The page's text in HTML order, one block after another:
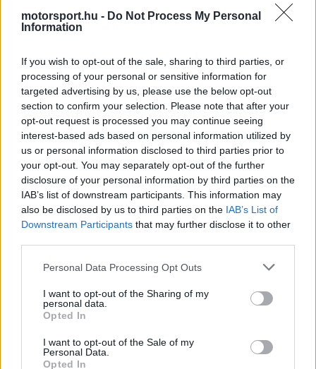
motorsport.hu - Do Not Process My Personal
Information
If you wish to opt-out of the sale, sharing to third parties, or
processing of your personal or sensitive information for
targeted advertising by us, please use the below opt-out
section to confirm your selection. Please note that after your
opt-out request is processed you may continue seeing
interest-based ads based on personal information utilized by
us or personal information disclosed to third parties prior to
your opt-out. You may separately opt-out of the further
disclosure of your personal information by third parties on the
IAB’s list of downstream participants. This information may
also be disclosed by us to third parties on the IAB’s List of
Downstream Participants that may further disclose it to other
Please note that this website/app uses one or more Google
not limited to your visit or usage behaviour. You may click to
grant or deny consent to Google and its third-party tags to
use your data for below specified purposes in below Google
consent section.
Personal Data Processing Opt Outs
I want to opt-out of the Sharing of my
personal data.
Opted In
I want to opt-out of the Sale of my
Personal Data.
Opted In
Hatalmas átrendeződést hozhat a közeljövő a
Forma–1-es pilótapiacon
véli, a csapatok és a pilóták is árgus szemekkel
figyelik majd az új technikai éra első
tapasztalatait.
„Azt hiszem, az idei év vége nagyon fontos lesz,
rengeteg embernek lejár ugyanis a szerződése.
Mindenki látni akarja majd a 2026-os szezon végi
erőviszonyokat, ez fogja meghatározni a 2027-es
a Press Association Sport munkatársának.
This
the server or network failed or because the format